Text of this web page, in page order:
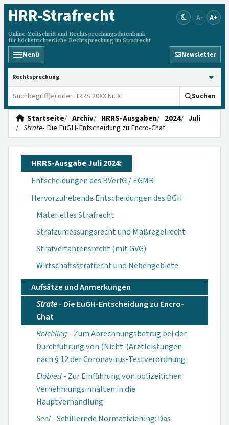
HRR-Strafrecht
Online-Zeitschrift und Rechtsprechungsdatenbank
für höchstrichterliche Rechtsprechung im Strafrecht
A- A+
Menü Newsletter
HRRS durchsuchen
Suchen
Startseite Archiv HRRS-Ausgaben 2024
Juli
Strate- Die EuGH-Entscheidung zu Encro-Chat
HRRS-Ausgabe Juli 2024:
Entscheidungen des BVerfG / EGMR
Hervorzuhebende Entscheidungen des BGH
Materielles Strafrecht
Strafzumessungsrecht und Maßregelrecht
Strafverfahrensrecht (mit GVG)
Wirtschaftsstrafrecht und Nebengebiete
Aufsätze und Anmerkungen
Strate- Die EuGH-Entscheidung zu Encro-
Chat
Reichling - Zum Abrechnungsbetrug bei der
Durchführung von (Nicht-)Arztleistungen
nach § 12 der Coronavirus-Testverordnung
Elobied- Zur Einführung von polizeilichen
Vernehmungsinhalten in die
Hauptverhandlung
Seel- Schillernde Normativierung: Das